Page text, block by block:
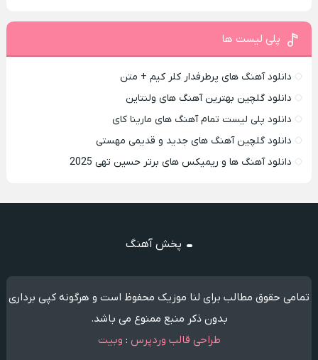
پلی لیست ها
دانلود آهنگ های پرطرفدار کلر کیم + متن
دانلود گلچین بهترین آهنگ های ولنتاین
دانلود پلی لیست تمام آهنگ های مارینا کای
دانلود گلچین آهنگ های جدید و قدیمی مهستی
دانلود آهنگ ها و ریمیکس های برتر حسین تهی 2025
پخش آهنگ
تمامی حقوق مطالب برای لنا موزیک محفوظ است و هرگونه کپی برداری
بدون ذکر منبع ممنوع می باشد.
طراحی قالب وردپرس : وبیت